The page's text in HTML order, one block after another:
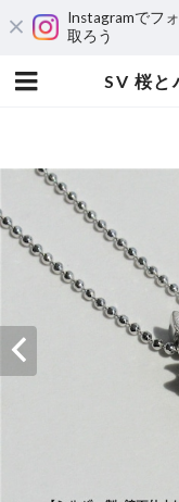
Instagramでフ
取ろう